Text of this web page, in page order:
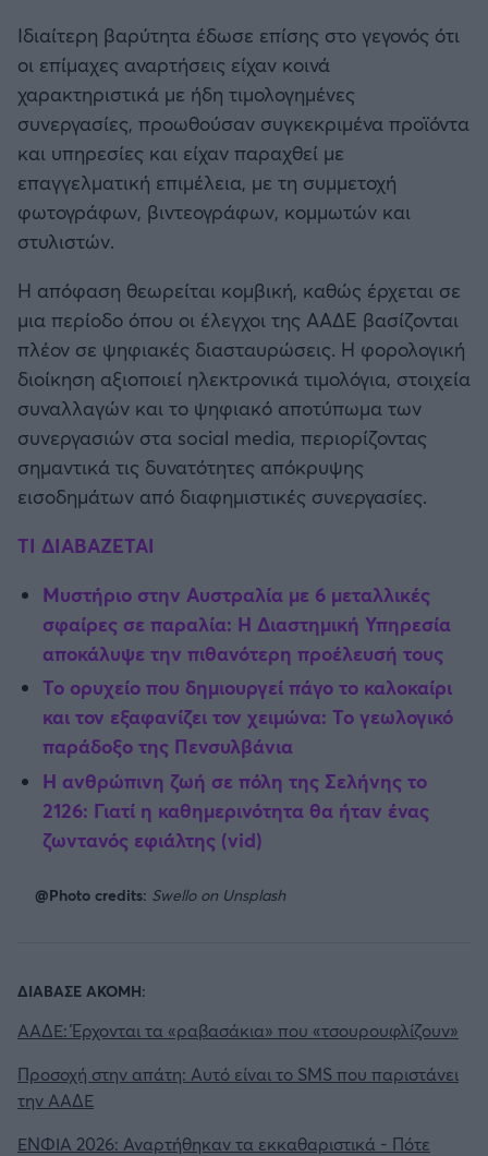
Ιδιαίτερη βαρύτητα έδωσε επίσης στο γεγονός ότι
οι επίμαχες αναρτήσεις είχαν κοινά
χαρακτηριστικά με ήδη τιμολογημένες
συνεργασίες, προωθούσαν συγκεκριμένα προϊόντα
και υπηρεσίες και είχαν παραχθεί με
επαγγελματική επιμέλεια, με τη συμμετοχή
φωτογράφων, βιντεογράφων, κομμωτών και
στυλιστών.
Η απόφαση θεωρείται κομβική, καθώς έρχεται σε
μια περίοδο όπου οι έλεγχοι της ΑΑΔΕ βασίζονται
πλέον σε ψηφιακές διασταυρώσεις. Η φορολογική
διοίκηση αξιοποιεί ηλεκτρονικά τιμολόγια, στοιχεία
συναλλαγών και το ψηφιακό αποτύπωμα των
συνεργασιών στα social media, περιορίζοντας
σημαντικά τις δυνατότητες απόκρυψης
εισοδημάτων από διαφημιστικές συνεργασίες.
ΤΙ ΔΙΑΒΑΖΕΤΑΙ
Μυστήριο στην Αυστραλία με 6 μεταλλικές
σφαίρες σε παραλία: Η Διαστημική Υπηρεσία
αποκάλυψε την πιθανότερη προέλευσή τους
Το ορυχείο που δημιουργεί πάγο το καλοκαίρι
και τον εξαφανίζει τον χειμώνα: Το γεωλογικό
παράδοξο της Πενσυλβάνια
Η ανθρώπινη ζωή σε πόλη της Σελήνης το
2126: Γιατί η καθημερινότητα θα ήταν ένας
ζωντανός εφιάλτης (vid)
@Photo credits: Swello on Unsplash
ΔΙΑΒΑΣΕ ΑΚΟΜΗ:
ΑΑΔΕ: Έρχονται τα «ραβασάκια» που «τσουρουφλίζουν»
Προσοχή στην απάτη: Αυτό είναι το SMS που παριστάνει
την ΑΑΔΕ
ΕΝΦΙΑ 2026: Αναρτήθηκαν τα εκκαθαριστικά - Πότε